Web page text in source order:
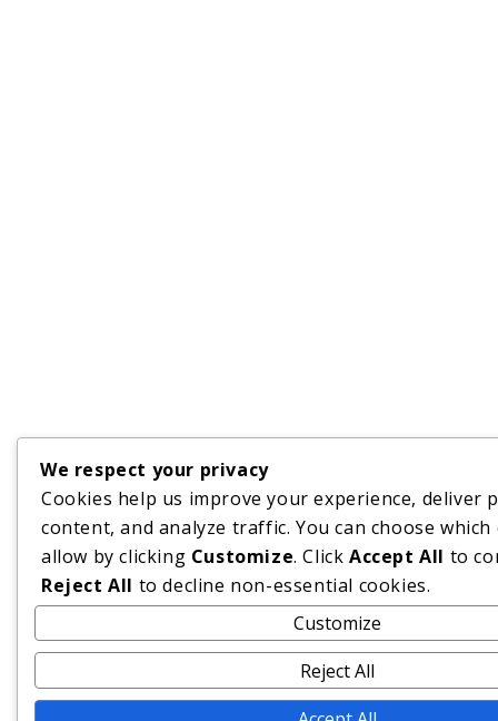
We respect your privacy
Cookies help us improve your experience, deliver
content, and analyze traffic. You can choose
allow by clicking Customize. ClickAccept All to
Reject All to decline non-essential cookies.
Customize
Reject All